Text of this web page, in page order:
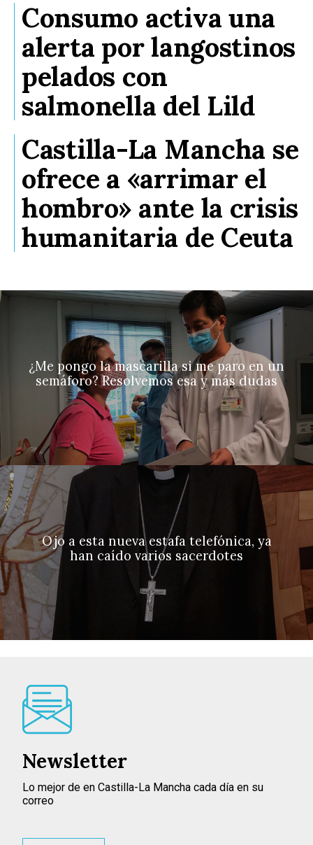
Consumo activa una
alerta por langostinos
pelados con
salmonella del Lild
Castilla-La Mancha se
ofrece a «arrimar el
hombro» ante la crisis
humanitaria de Ceuta
¿Me pongo la mascarilla si me paro en un
semáforo? Resolvemos esa y más dudas
Ojo a esta nueva estafa telefónica, ya
han caído varios sacerdotes
Newsletter
Lo mejor de en Castilla-La Mancha cada día en su
correo